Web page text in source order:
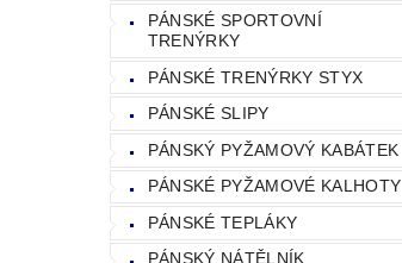
PÁNSKÉ SPORTOVNÍ
TRENÝRKY
PÁNSKÉ TRENÝRKY STYX
PÁNSKÉ SLIPY
PÁNSKÝ PYŽAMOVÝ KABÁTEK
PÁNSKÉ PYŽAMOVÉ KALHOTY
PÁNSKÉ TEPLÁKY
PÁNSKÝ NÁTĚLNÍK